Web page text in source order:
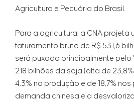
Agricultura e Pecuária do Brasil.
Para a agricultura, a CNA projeta
faturamento bruto de R$ 531,6
será puxado principalmente pelo
218 bilhões da soja (alta de
4,3% na produção e de 18,7%
demanda chinesa e a